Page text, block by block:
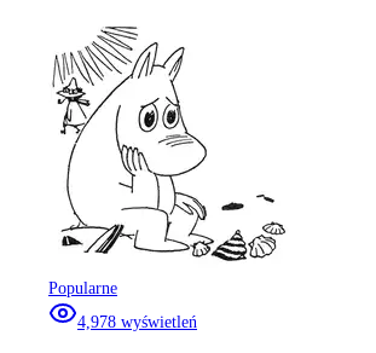
Popularne
4,978 wyświetleń